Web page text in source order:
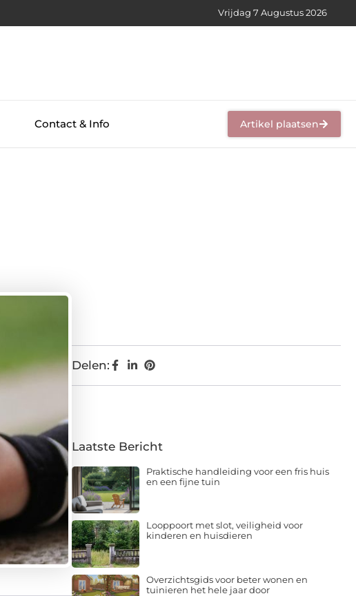
Vrijdag 7 Augustus 2026
Contact & Info Artikel plaatsen
Delen:
Laatste Bericht
Praktische handleiding voor een fris huis
en een fijne tuin
Looppoort met slot, veiligheid voor
kinderen en huisdieren
Overzichtsgids voor beter wonen en
tuinieren het hele jaar door